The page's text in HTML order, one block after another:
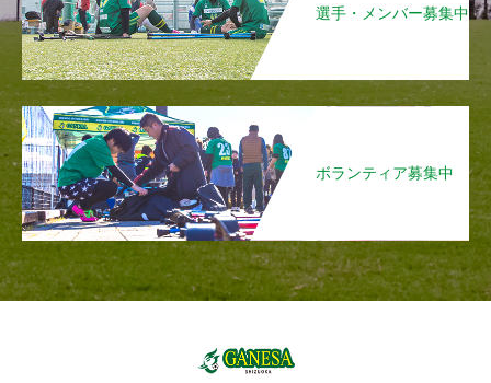
選手・メンバー募集中
ボランティア募集中